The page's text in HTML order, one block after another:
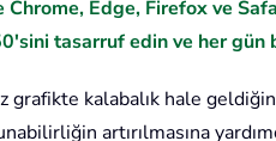
Edge, Firefox ve
tasarruf edin ve her gün
grafikte kalabalık hale
artırılmasına